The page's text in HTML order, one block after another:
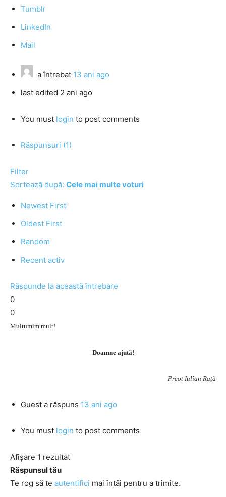
Tumblr
LinkedIn
Mail
a întrebat 13 ani ago
last edited 2 ani ago
You must login to post comments
Răspunsuri (1)
Filter
Sortează după: Cele mai multe voturi
Newest First
Oldest First
Random
Recent activ
Răspunde la această întrebare
0
0
Mulțumim mult!
Doamne ajută!
Preot Iulian Rață
Guest a răspuns 13 ani ago
You must login to post comments
Afișare 1 rezultat
Răspunsul tău
Te rog să te autentifici mai întâi pentru a trimite.